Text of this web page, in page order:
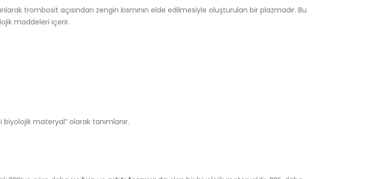
trombosit açısından zengin kısmının elde edilmesiyle oluşturulan bir plazmadır. Bu
maddeleri içerir.
materyal” olarak tanımlanır.